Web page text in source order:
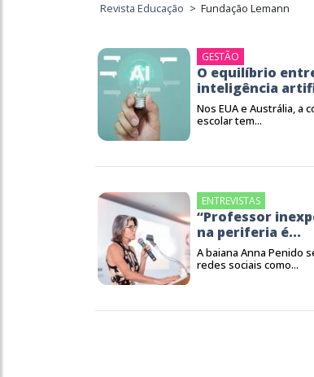
Revista Educação > Fundação Lemann
GESTÃO
O equilíbrio
inteligência
Nos EUA e Austrália, a
escolar tem...
ENTREVISTAS
“Professor
na periferia é...
A baiana Anna Penido
redes sociais como...